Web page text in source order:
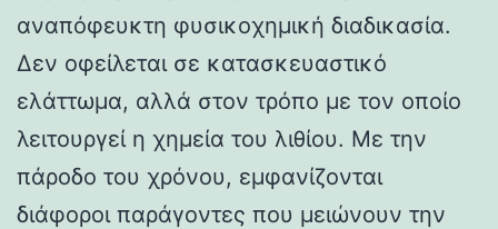
αναπόφευκτη φυσικοχημική διαδικασία.
Δεν οφείλεται σε κατασκευαστικό
ελάττωμα, αλλά στον τρόπο με τον οποίο
λειτουργεί η χημεία του λιθίου. Με την
πάροδο του χρόνου, εμφανίζονται
διάφοροι παράγοντες που μειώνουν την